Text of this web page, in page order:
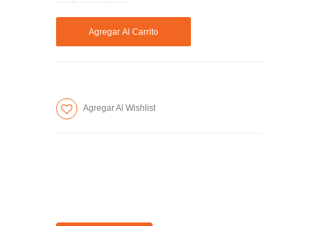
Quitar
de
artículos
artículos
Agregar Al Carrito
Agregar Al Wishlist